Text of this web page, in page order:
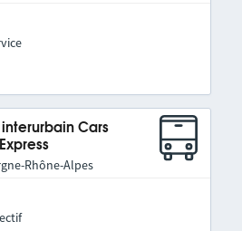
interurbain Cars
Rhône-Alpes